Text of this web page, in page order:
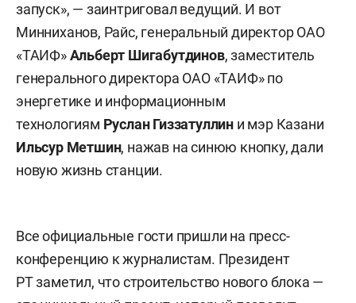
запуск», — заинтриговал ведущий. И вот
Минниханов, Райс, генеральный директор ОАО
«ТАИФ»Альберт Шигабутдинов, заместитель
генерального директора ОАО «ТАИФ» по
энергетике и информационным
технологиям Руслан Гиззатуллин и мэр Казани
Ильсур Метшин, нажав на синюю кнопку, дали
новую жизнь станции.
Все официальные гости пришли на пресс-
конференцию к журналистам. Президент
РТ заметил, что строительство нового блока —